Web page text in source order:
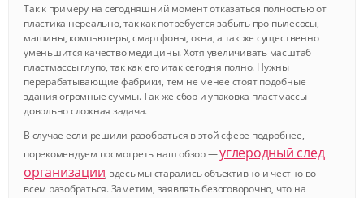
Так к примеру на сегодняшний момент отказаться полностью от
пластика нереально, так как потребуется забыть про пылесосы,
машины, компьютеры, смартфоны, окна, а так же существенно
уменьшится качество медицины. Хотя увеличивать масштаб
пластмассы глупо, так как его итак сегодня полно. Нужны
перерабатывающие фабрики, тем не менее стоят подобные
здания огромные суммы. Так же сбор и упаковка пластмассы —
довольно сложная задача.
В случае если решили разобраться в этой сфере подробнее,
порекомендуем посмотреть наш обзор —углеродный след
организации, здесь мы старались объективно и честно во
всем разобраться. Заметим, заявлять безоговорочно, что на